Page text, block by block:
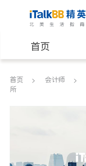
首页
医生
首页 会计师
所